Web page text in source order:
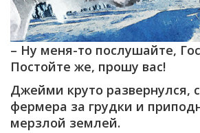
– Ну меня-то послушайте,
Постойте же, прошу вас!
Джейми круто развернулся,
фермера за грудки и
мерзлой землей.